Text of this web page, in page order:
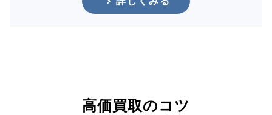
高価買取のコツ